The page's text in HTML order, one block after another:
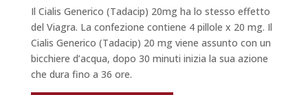
Il Cialis Generico (Tadacip) 20mg ha lo stesso effetto
del Viagra. La confezione contiene 4 pillole x 20 mg. Il
Cialis Generico (Tadacip) 20 mg viene assunto con un
bicchiere d’acqua, dopo 30 minuti inizia la sua azione
che dura fino a 36 ore.